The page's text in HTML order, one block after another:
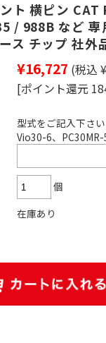
ト 横ピン CAT
/ 988B など 専
ス チップ 社外
¥16,727 (税込
[ポイント還元
型式をご記入下さ
Vio30-6、
個
在庫あり